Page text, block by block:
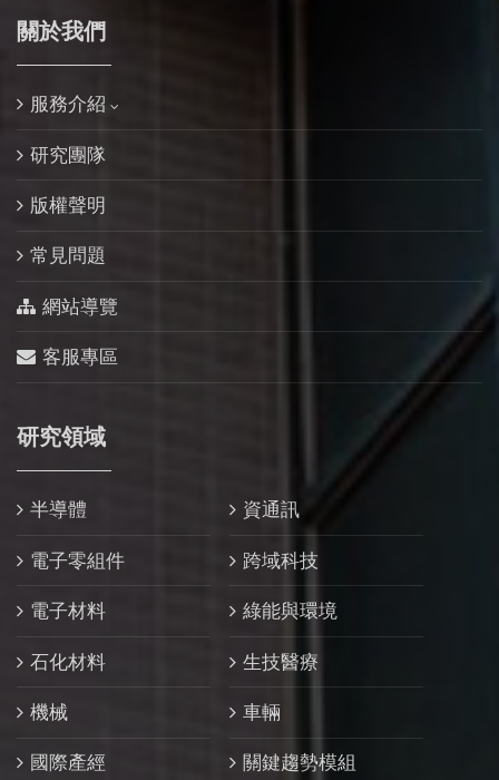
關於我們
服務介紹
研究團隊
版權聲明
常見問題
網站導覽
客服專區
研究領域
半導體 資通訊
電子零組件 跨域科技
電子材料 綠能與環境
石化材料 生技醫療
機械 車輛
國際產經 關鍵趨勢模組